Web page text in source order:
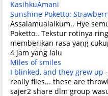
KasihkuAmani
Sunshine Poketto:
Assalamualaikum.. Hye
Poketto.. Tekstur rotinya
memberikan rasa yang
4 jam yang lalu
Miles of smiles
I blinked, and they grew up -
really flies... these are
sajer2 share dlm group